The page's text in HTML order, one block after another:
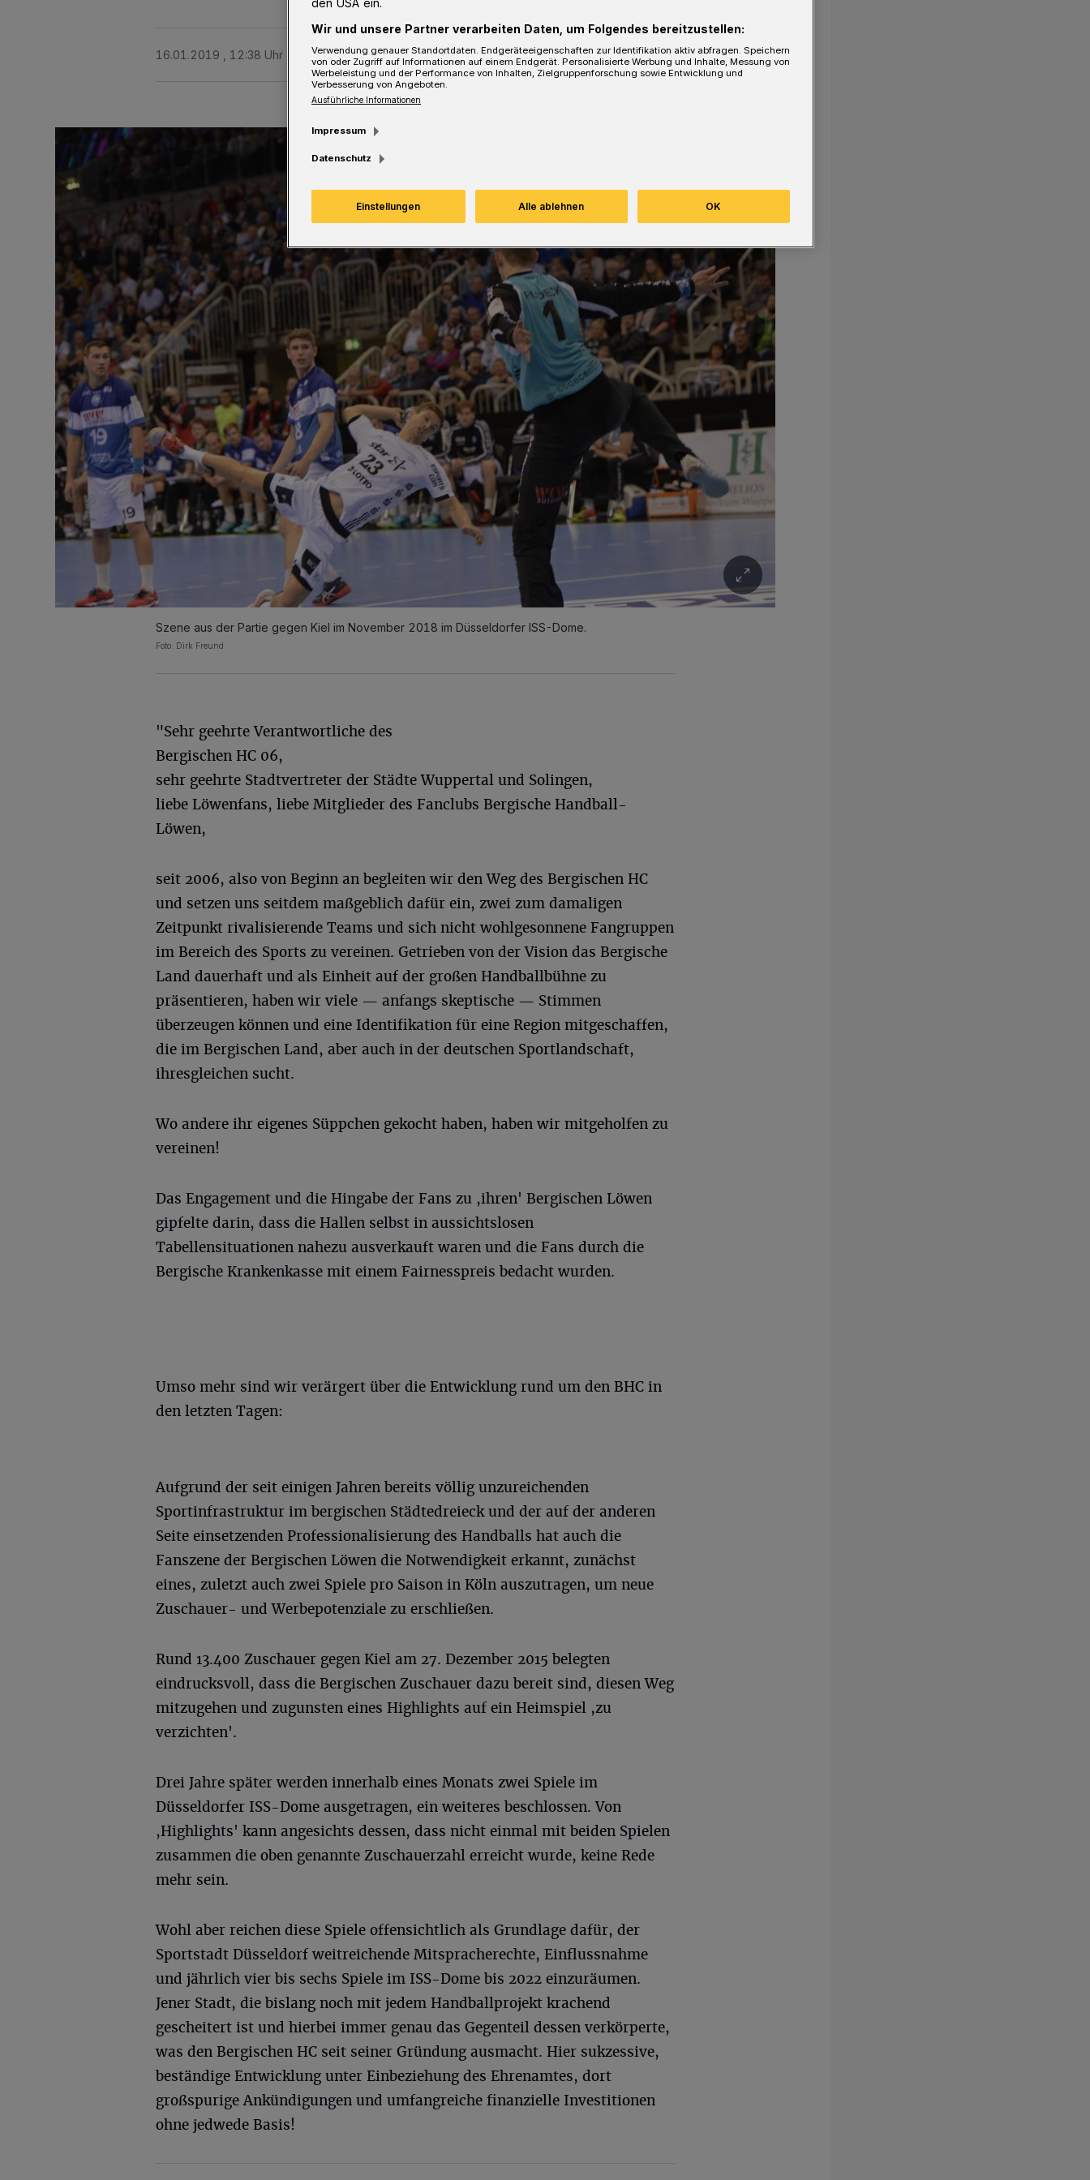
16.01.2019 , 12:38 Uhr 4 Minuten Lesezeit
Szene aus der Partie gegen Kiel im November 2018 im Düsseldorfer ISS-Dome.
Foto: Dirk Freund
"Sehr geehrte Verantwortliche des
Bergischen HC 06,
sehr geehrte Stadtvertreter der Städte Wuppertal und Solingen,
liebe Löwenfans, liebe Mitglieder des Fanclubs Bergische Handball-
Löwen,
seit 2006, also von Beginn an begleiten wir den Weg des Bergischen HC
und setzen uns seitdem maßgeblich dafür ein, zwei zum damaligen
Zeitpunkt rivalisierende Teams und sich nicht wohlgesonnene Fangruppen
im Bereich des Sports zu vereinen. Getrieben von der Vision das Bergische
Land dauerhaft und als Einheit auf der großen Handballbühne zu
präsentieren, haben wir viele — anfangs skeptische — Stimmen
überzeugen können und eine Identifikation für eine Region mitgeschaffen,
die im Bergischen Land, aber auch in der deutschen Sportlandschaft,
ihresgleichen sucht.
Wo andere ihr eigenes Süppchen gekocht haben, haben wir mitgeholfen zu
vereinen!
Das Engagement und die Hingabe der Fans zu ,ihren' Bergischen Löwen
gipfelte darin, dass die Hallen selbst in aussichtslosen
Tabellensituationen nahezu ausverkauft waren und die Fans durch die
Bergische Krankenkasse mit einem Fairnesspreis bedacht wurden.
Umso mehr sind wir verärgert über die Entwicklung rund um den BHC in
den letzten Tagen:
Aufgrund der seit einigen Jahren bereits völlig unzureichenden
Sportinfrastruktur im bergischen Städtedreieck und der auf der anderen
Seite einsetzenden Professionalisierung des Handballs hat auch die
Fanszene der Bergischen Löwen die Notwendigkeit erkannt, zunächst
eines, zuletzt auch zwei Spiele pro Saison in Köln auszutragen, um neue
Zuschauer- und Werbepotenziale zu erschließen.
Rund 13.400 Zuschauer gegen Kiel am 27. Dezember 2015 belegten
eindrucksvoll, dass die Bergischen Zuschauer dazu bereit sind, diesen Weg
mitzugehen und zugunsten eines Highlights auf ein Heimspiel ,zu
verzichten'.
Drei Jahre später werden innerhalb eines Monats zwei Spiele im
Düsseldorfer ISS-Dome ausgetragen, ein weiteres beschlossen. Von
,Highlights' kann angesichts dessen, dass nicht einmal mit beiden Spielen
zusammen die oben genannte Zuschauerzahl erreicht wurde, keine Rede
mehr sein.
Wohl aber reichen diese Spiele offensichtlich als Grundlage dafür, der
Sportstadt Düsseldorf weitreichende Mitspracherechte, Einflussnahme
und jährlich vier bis sechs Spiele im ISS-Dome bis 2022 einzuräumen.
Jener Stadt, die bislang noch mit jedem Handballprojekt krachend
gescheitert ist und hierbei immer genau das Gegenteil dessen verkörperte,
was den Bergischen HC seit seiner Gründung ausmacht. Hier sukzessive,
beständige Entwicklung unter Einbeziehung des Ehrenamtes, dort
großspurige Ankündigungen und umfangreiche finanzielle Investitionen
ohne jedwede Basis!
den USA ein.
Wir und unsere Partner verarbeiten Daten, um Folgendes bereitzustellen:
Verwendung genauer Standortdaten. Endgeräteeigenschaften zur Identifikation aktiv abfragen. Speichern
von oder Zugriff auf Informationen auf einem Endgerät. Personalisierte Werbung und Inhalte, Messung von
Werbeleistung und der Performance von Inhalten, Zielgruppenforschung sowie Entwicklung und
Verbesserung von Angeboten.
Ausführliche Informationen
Impressum
Datenschutz
Einstellungen Alle ablehnen OK